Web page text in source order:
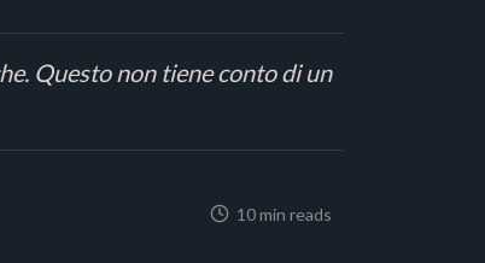
Questo non tiene conto di un
10 min reads